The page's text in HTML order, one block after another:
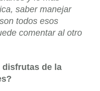
saber manejar
todos esos
comentar al otro
disfrutas de la